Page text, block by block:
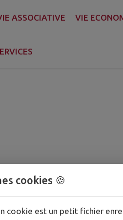
ASSOCIATIVE VIE
cookies 🍪
cookie est un petit fichier